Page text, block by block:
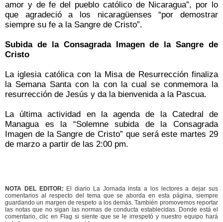
amor y de fe del pueblo católico de Nicaragua”, por lo
que agradeció a los nicaragüenses “por demostrar
siempre su fe a la Sangre de Cristo”.
Subida de la Consagrada Imagen de la Sangre de
Cristo
La iglesia católica con la Misa de Resurrección finaliza
la Semana Santa con la con la cual se conmemora la
resurrección de Jesús y da la bienvenida a la Pascua.
La última actividad en la agenda de la Catedral de
Managua es la “Solemne subida de la Consagrada
Imagen de la Sangre de Cristo” que será este martes 29
de marzo a partir de las 2:00 pm.
NOTA DEL EDITOR: El diario La Jornada insta a los lectores a dejar sus
comentarios al respecto del tema que se aborda en esta página, siempre
guardando un margen de respeto a los demás. También promovemos reportar
las notas que no sigan las normas de conducta establecidas. Donde está el
comentario, clic en Flag si siente que se le irrespetó y nuestro equipo hará